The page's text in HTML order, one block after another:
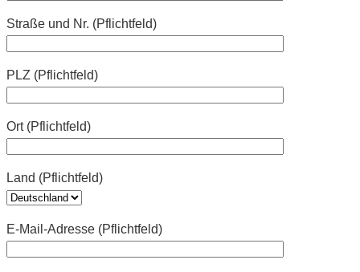
Straße und Nr. (Pflichtfeld)
PLZ (Pflichtfeld)
Ort (Pflichtfeld)
Land (Pflichtfeld)
E-Mail-Adresse (Pflichtfeld)